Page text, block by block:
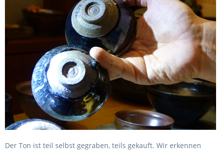
Der Ton ist teil selbst gegraben, teils gekauft. Wir erkennen